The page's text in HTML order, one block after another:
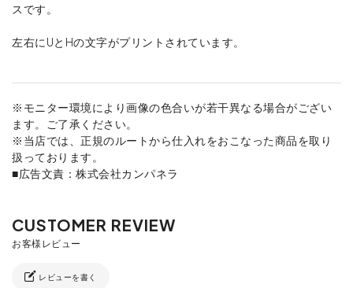
スです。
左右にUとHの文字がプリントされています。
※モニター環境により画像の色合いが若干異なる場合がござい
ます。ご了承ください。
※当店では、正規のルートから仕入れをおこなった商品を取り
扱っております。
■広告文責：株式会社カンパネラ
レビューを書く